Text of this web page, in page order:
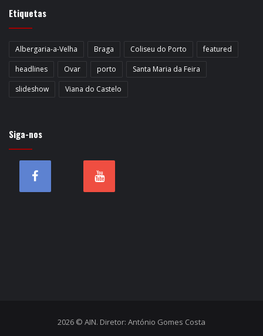
Etiquetas
Albergaria-a-Velha Braga Coliseu do Porto
featured
headlines
Ovar porto
Santa Maria da Feira
slideshow
Viana do Castelo
Siga-nos
2026 © AIN. Diretor: António Gomes Costa